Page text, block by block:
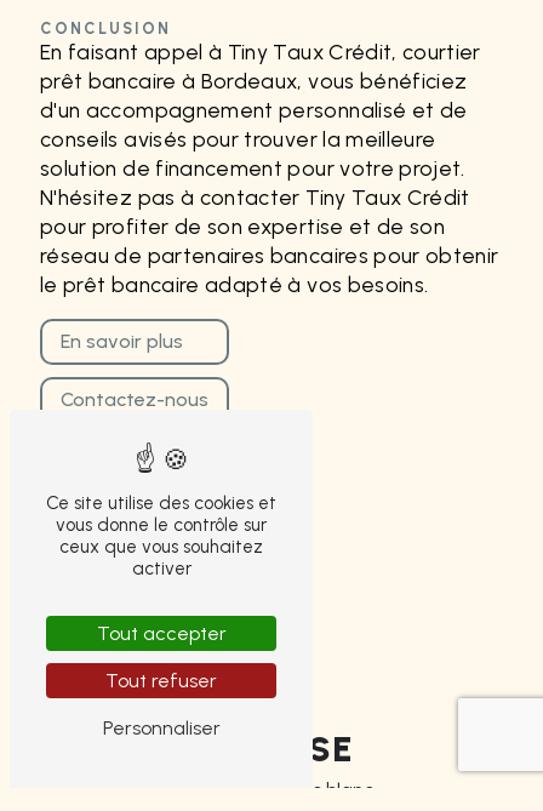
CONCLUSION
En faisant appel à Tiny Taux Crédit, courtier
prêt bancaire à Bordeaux, vous bénéficiez
d'un accompagnement personnalisé et de
conseils avisés pour trouver la meilleure
solution de financement pour votre projet.
N'hésitez pas à contacter Tiny Taux Crédit
pour profiter de son expertise et de son
réseau de partenaires bancaires pour obtenir
le prêt bancaire adapté à vos besoins.
En savoir plus
Contactez-nous
ADRESSE
4 Boulevard Louis blanc
Ce site utilise des cookies et
vous donne le contrôle sur
ceux que vous souhaitez
activer
Tout accepter
Tout refuser
Personnaliser